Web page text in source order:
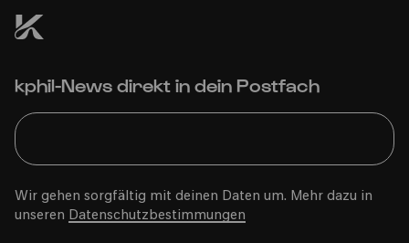
kphil-News direkt in dein Postfach
Wir gehen sorgfältig mit deinen Daten um. Mehr dazu in
unseren Datenschutzbestimmungen